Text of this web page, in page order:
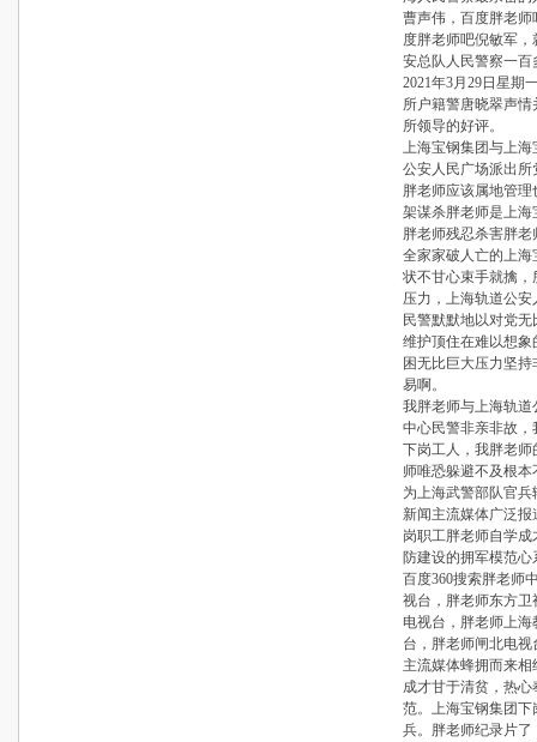
曹声伟，百度胖老
度胖老师吧倪敏军
安总队人民警察一
2021年3月29日星期
所户籍警唐晓翠声
所领导的好评。
上海宝钢集团与上
公安人民广场派出
胖老师应该属地管
架谋杀胖老师是上
胖老师残忍杀害胖
全家家破人亡的上
状不甘心束手就擒
压力，上海轨道公
民警默默地以对党
维护顶住在难以想
困无比巨大压力坚
易啊。
我胖老师与上海轨
中心民警非亲非故
下岗工人，我胖老
师唯恐躲避不及根
为上海武警部队官
新闻主流媒体广泛
岗职工胖老师自学
防建设的拥军模范
百度360搜索胖老师
视台，胖老师东方
电视台，胖老师上
台，胖老师闸北电
主流媒体蜂拥而来
成才甘于清贫，热
范。上海宝钢集团
兵。胖老师纪录片了